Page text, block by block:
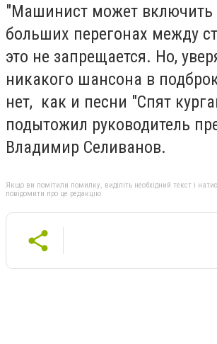
"Машинист может
больших перегонах между
это не запрещается. Но,
никакого шансона в
нет, как и песни "Спят
подытожил руководитель
Владимир Селиванов.
Якщо ви помітили помилку, виділіть необхідний текст і
повідомити про це редакцію